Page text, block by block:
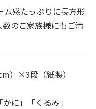
ム感たっぷりに長方形
のご家族様にもご満
）×3段（紙製）
かに」「くるみ」